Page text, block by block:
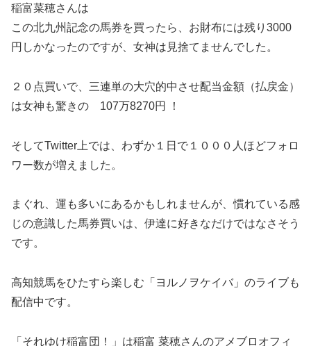
稲富菜穂さんは
この北九州記念の馬券を買ったら、お財布には残り3000
円しかなったのですが、女神は見捨てませんでした。
２０点買いで、三連単の大穴的中させ配当金額（払戻金）
は女神も驚きの 107万8270円 ！
そしてTwitter上では、わずか１日で１０００人ほどフォロ
ワー数が増えました。
まぐれ、運も多いにあるかもしれませんが、慣れている感
じの意識した馬券買いは、伊達に好きなだけではなさそう
です。
高知競馬をひたすら楽しむ「ヨルノヲケイバ」のライブも
配信中です。
「それゆけ稲富団！」は稲富 菜穂さんのアメブロオフィ